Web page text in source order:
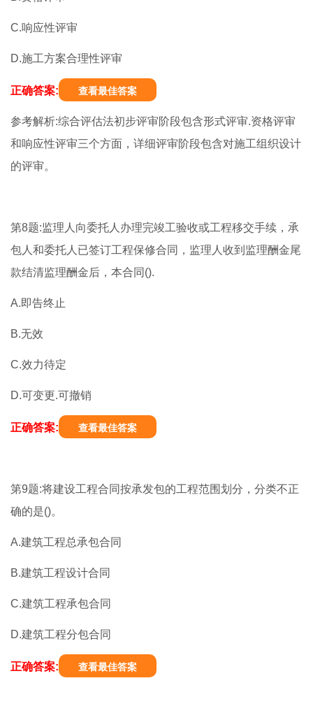
C.响应性评审
D.施工方案合理性评审
正确答案: 查看最佳答案
参考解析:综合评估法初步评审阶段包含形式评审.资格评审
和响应性评审三个方面，详细评审阶段包含对施工组织设计
的评审。
第8题:监理人向委托人办理完竣工验收或工程移交手续，承
包人和委托人已签订工程保修合同，监理人收到监理酬金尾
款结清监理酬金后，本合同().
A.即告终止
B.无效
C.效力待定
D.可变更.可撤销
正确答案: 查看最佳答案
第9题:将建设工程合同按承发包的工程范围划分，分类不正
确的是()。
A.建筑工程总承包合同
B.建筑工程设计合同
C.建筑工程承包合同
D.建筑工程分包合同
正确答案: 查看最佳答案